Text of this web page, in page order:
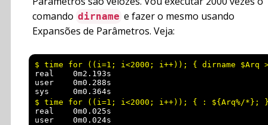
comando dirname e fazer o mesmo usando
Expansões de Parâmetros. Veja:
real	0m2.193s
user	0m0.288s
real	0m0.025s
user	0m0.024s